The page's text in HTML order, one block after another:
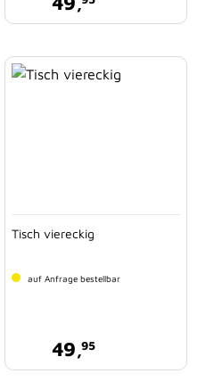
Tisch viereckig
auf Anfrage bestellbar
49,95